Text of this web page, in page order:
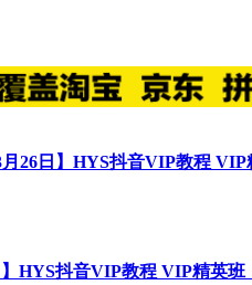
月26日】HYS抖音VIP教程
】HYS抖音VIP教程 VIP精英